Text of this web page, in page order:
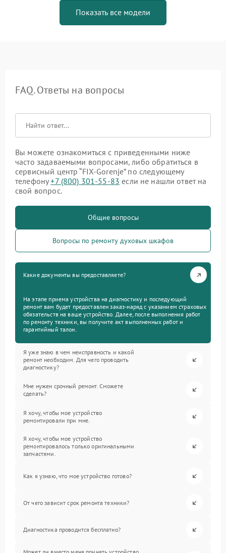
Показать все модели
FAQ. Ответы на вопросы
Вы можете ознакомиться с приведенными ниже
часто задаваемыми вопросами, либо обратиться в
сервисный центр “FIX-Gorenje” по следующему
телефону+7 (800) 301-55-83 если не нашли ответ на
свой вопрос.
Общие вопросы
Вопросы по ремонту духовых шкафов
Какие документы вы предоставляете?
На этапе приема устройства на диагностику и последующий
ремонт вам будет предоставлен заказ-наряд с указанием страховых
обязательств на ваше устройство. Далее, после выполнения работ
по ремонту техники, вы получите акт выполненных работ и
гарантийный талон.
Я уже знаю в чем неисправность и какой
ремонт необходим. Для чего проводить
диагностику?
Мне нужен срочный ремонт. Сможете
сделать?
Я хочу, чтобы мое устройство
ремонтировали при мне.
Я хочу, чтобы мое устройство
ремонтировалось только оригинальными
запчастями.
Как я узнаю, что мое устройство готово?
От чего зависит срок ремонта техники?
Диагностика проводится бесплатно?